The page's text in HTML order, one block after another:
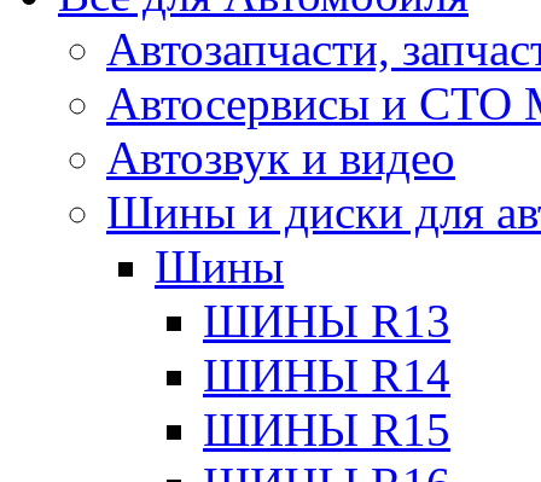
Автозапчасти,
Автосервисы и СТО
Автозвук и видео
Шины и диски для
Шины
ШИНЫ R13
ШИНЫ R14
ШИНЫ R15